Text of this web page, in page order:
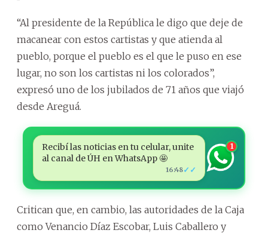
“Al presidente de la República le digo que deje de
macanear con estos cartistas y que atienda al
pueblo, porque el pueblo es el que le puso en ese
lugar, no son los cartistas ni los colorados”,
expresó uno de los jubilados de 71 años que viajó
desde Areguá.
Recibí las noticias en tu celular, unite
al canal de ÚH en WhatsApp 🤩
16:48✓✓
1
Critican que, en cambio, las autoridades de la Caja
como Venancio Díaz Escobar, Luis Caballero y